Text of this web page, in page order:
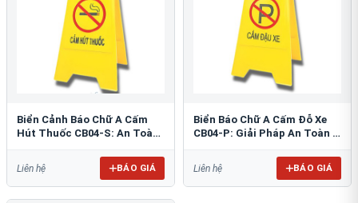
Biển Cảnh Báo Chữ A Cấm
Hút Thuốc CB04-S: An Toàn
Liên hệ BÁO GIÁ
Biển Báo Chữ A Cấm Đỗ Xe
CB04-P: Giải Pháp An Toàn &
Liên hệ BÁO GIÁ